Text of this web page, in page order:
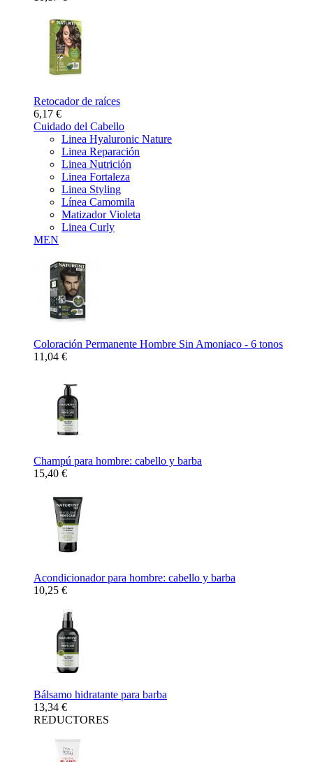
Retocador de raíces
6,17 €
Cuidado del Cabello
Linea Hyaluronic Nature
Linea Reparación
Linea Nutrición
Linea Fortaleza
Linea Styling
Línea Camomila
Matizador Violeta
Linea Curly
MEN
Coloración Permanente Hombre Sin Amoniaco - 6 tonos
11,04 €
Champú para hombre: cabello y barba
15,40 €
Acondicionador para hombre: cabello y barba
10,25 €
Bálsamo hidratante para barba
13,34 €
REDUCTORES